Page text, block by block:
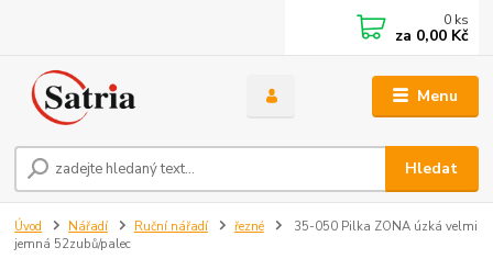
Menu
Hledat
0 ks
za 0,00 Kč
Úvod Nářadí Ruční nářadí řezné
35-050 Pilka ZONA úzká velmi
jemná 52zubů/palec